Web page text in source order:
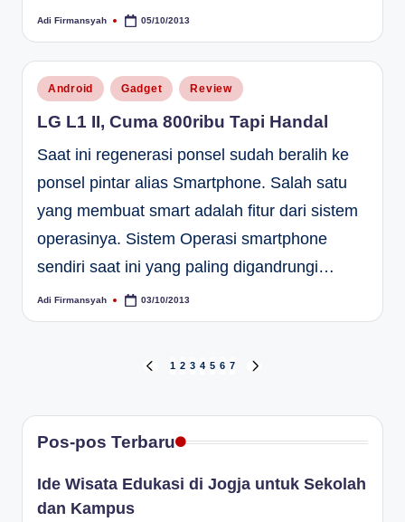
Posted
Adi Firmansyah 05/10/2013
Posted
in
Android Gadget Review
LG L1 II, Cuma 800ribu Tapi Handal
Saat ini regenerasi ponsel sudah beralih ke
ponsel pintar alias Smartphone. Salah satu
yang membuat smart adalah fitur dari sistem
operasinya. Sistem Operasi smartphone
sendiri saat ini yang paling digandrungi…
Posted
Adi Firmansyah 03/10/2013
PREVIOUS
1 2 3 4 5 6 7
Pos-pos Terbaru
Ide Wisata Edukasi di Jogja untuk Sekolah
dan Kampus